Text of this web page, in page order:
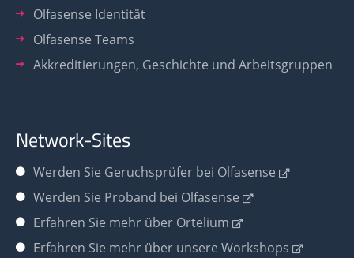
Olfasense Identität
Olfasense Teams
Akkreditierungen, Geschichte und Arbeitsgruppen
Network-Sites
Werden Sie Geruchsprüfer bei Olfasense
Werden Sie Proband bei Olfasense
Erfahren Sie mehr über Ortelium
Erfahren Sie mehr über unsere Workshops